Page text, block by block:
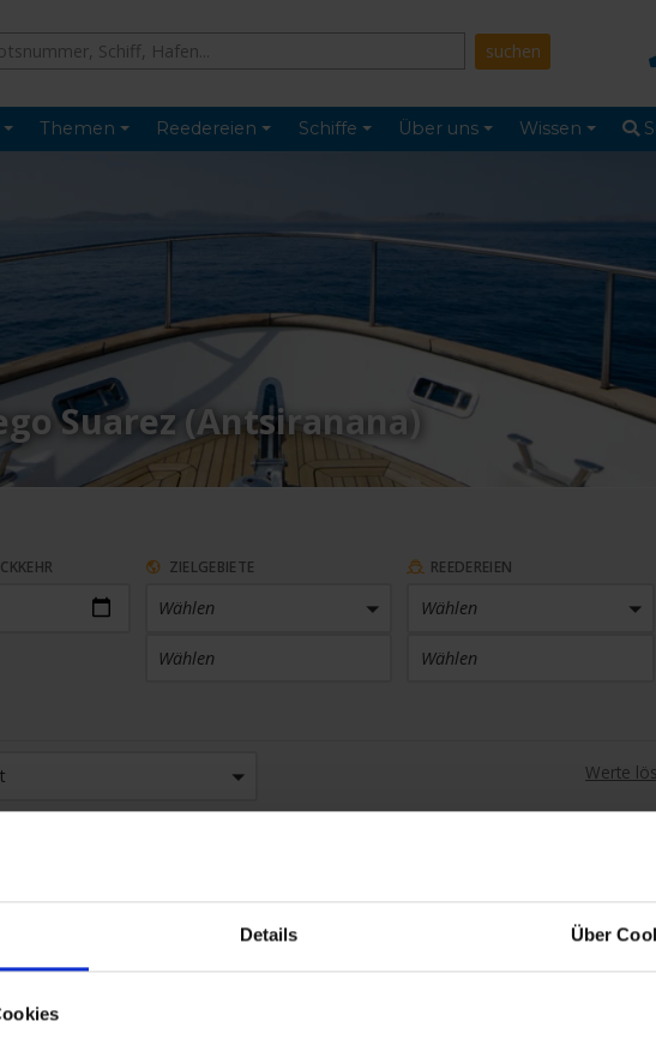
Details Über
Themen Reedereien Schiffe Über uns Wissen
Suarez (Antsiranana)
ZIELGEBIETE
Wählen
Wählen
REEDEREIEN
Wählen
Wählen
Wählen
Wählen
Werte